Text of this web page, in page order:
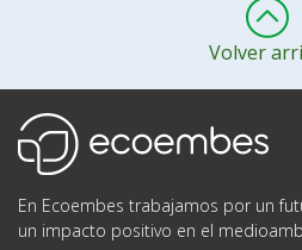
Volver
En Ecoembes trabajamos por un
un impacto positivo en el